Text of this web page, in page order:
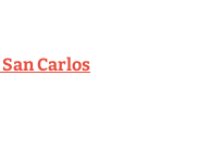
Carlos